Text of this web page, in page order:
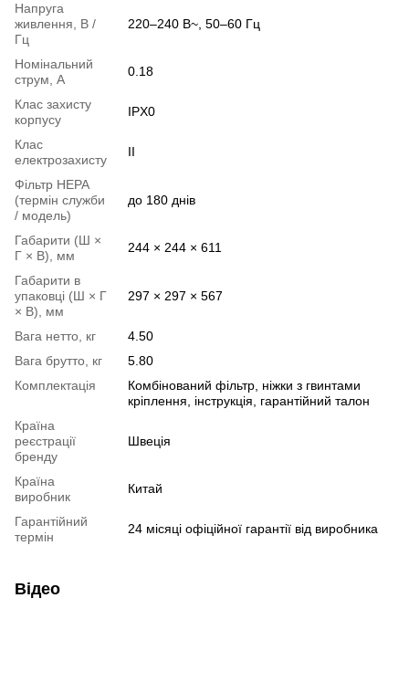
Напруга
живлення, В /
Гц
220–240 В~, 50–60 Гц
Номінальний
струм, А
0.18
Клас захисту
корпусу
IPX0
Клас
електрозахисту
II
Фільтр НЕРА
(термін служби
/ модель)
до 180 днів
Габарити (Ш ×
Г × В), мм
244 × 244 × 611
Габарити в
упаковці (Ш × Г
× В), мм
297 × 297 × 567
Вага нетто, кг
4.50
Вага брутто, кг
5.80
Комплектація
Комбінований фільтр, ніжки з гвинтами
кріплення, інструкція, гарантійний талон
Країна
реєстрації
бренду
Швеція
Країна
виробник
Китай
Гарантійний
термін
24 місяці офіційної гарантії від виробника
Відео